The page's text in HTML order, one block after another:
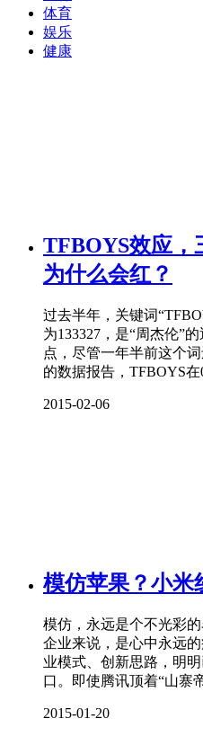
体育
娱乐
健康
TFBOYS效应，
为什么会红？
过去半年，关键词
为133327，是“周杰伦”
点，尽管一年半前这个
的数据报告，TFBOYS
2015-02-06
模仿苹果？小米
模仿，永远是个不光彩
企业来说，是心中永远
业模式、创新思路，明
口。即使腾讯顶着“山寨
2015-01-20